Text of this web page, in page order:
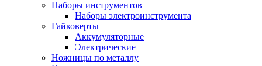
Наборы инструментов
Наборы электроинструмента
Гайковерты
Аккумуляторные
Электрические
Ножницы по металлу